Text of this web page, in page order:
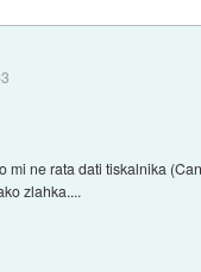
mi ne rata dati tiskalnika
zlahka....